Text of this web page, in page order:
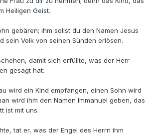
Heiligen Geist.
gebären; ihm sollst du den Namen Jesus
sein Volk von seinen Sünden erlösen.
damit sich erfüllte, was der Herr
gesagt hat:
wird ein Kind empfangen, einen Sohn wird
wird ihm den Namen Immanuel geben, das
ist mit uns.
tat er, was der Engel des Herrn ihm